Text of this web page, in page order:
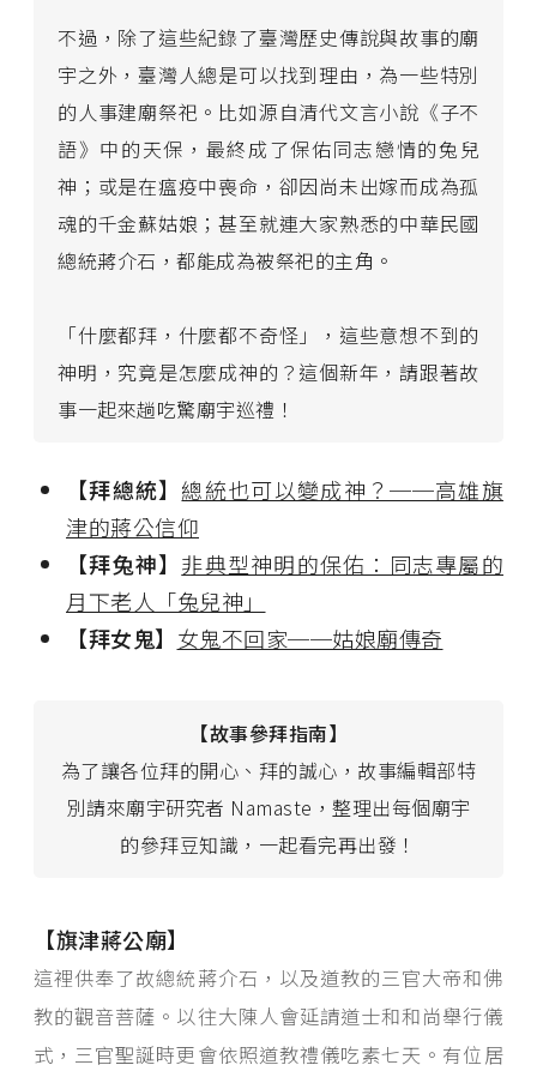
不過，除了這些紀錄了臺灣歷史傳說與故事的廟
宇之外，臺灣人總是可以找到理由，為一些特別
的人事建廟祭祀。比如源自清代文言小說《子不
語》中的天保，最終成了保佑同志戀情的兔兒
神；或是在瘟疫中喪命，卻因尚未出嫁而成為孤
魂的千金蘇姑娘；甚至就連大家熟悉的中華民國
總統蔣介石，都能成為被祭祀的主角。
「什麼都拜，什麼都不奇怪」，這些意想不到的
神明，究竟是怎麼成神的？這個新年，請跟著故
事一起來趟吃驚廟宇巡禮！
【拜總統】 總統也可以變成神？──高雄旗
津的蔣公信仰
【拜兔神】 非典型神明的保佑：同志專屬的
月下老人「兔兒神」
【拜女鬼】 女鬼不回家──姑娘廟傳奇
【故事參拜指南】
為了讓各位拜的開心、拜的誠心，故事編輯部特
別請來廟宇研究者 Namaste，整理出每個廟宇
的參拜豆知識，一起看完再出發！
【旗津蔣公廟】
這裡供奉了故總統蔣介石，以及道教的三官大帝和佛
教的觀音菩薩。以往大陳人會延請道士和和尚舉行儀
式，三官聖誕時更會依照道教禮儀吃素七天。 有位居